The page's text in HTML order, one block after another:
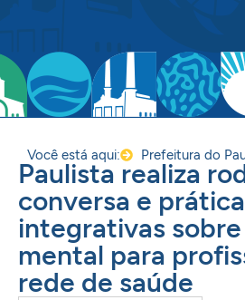
Você está aqui: Prefeitura do
Paulista realiza
conversa e
integrativas
mental para
rede de saúde